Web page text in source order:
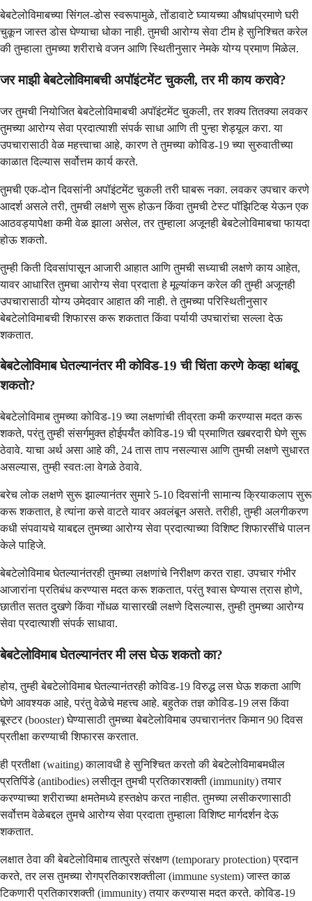
बेबटेलोविमाबच्या सिंगल-डोस स्वरूपामुळे, तोंडावाटे घ्यायच्या औषधांप्रमाणे घरी
चुकून जास्त डोस घेण्याचा धोका नाही. तुमची आरोग्य सेवा टीम हे सुनिश्चित करेल
की तुम्हाला तुमच्या शरीराचे वजन आणि स्थितीनुसार नेमके योग्य प्रमाण मिळेल.
जर माझी बेबटेलोविमाबची अपॉइंटमेंट चुकली, तर मी काय करावे?
जर तुमची नियोजित बेबटेलोविमाबची अपॉइंटमेंट चुकली, तर शक्य तितक्या लवकर
तुमच्या आरोग्य सेवा प्रदात्याशी संपर्क साधा आणि ती पुन्हा शेड्यूल करा. या
उपचारासाठी वेळ महत्त्वाचा आहे, कारण ते तुमच्या कोविड-19 च्या सुरुवातीच्या
काळात दिल्यास सर्वोत्तम कार्य करते.
तुमची एक-दोन दिवसांनी अपॉइंटमेंट चुकली तरी घाबरू नका. लवकर उपचार करणे
आदर्श असले तरी, तुमची लक्षणे सुरू होऊन किंवा तुमची टेस्ट पॉझिटिव्ह येऊन एक
आठवड्यापेक्षा कमी वेळ झाला असेल, तर तुम्हाला अजूनही बेबटेलोविमाबचा फायदा
होऊ शकतो.
तुम्ही किती दिवसांपासून आजारी आहात आणि तुमची सध्याची लक्षणे काय आहेत,
यावर आधारित तुमचा आरोग्य सेवा प्रदाता हे मूल्यांकन करेल की तुम्ही अजूनही
उपचारासाठी योग्य उमेदवार आहात की नाही. ते तुमच्या परिस्थितीनुसार
बेबटेलोविमाबची शिफारस करू शकतात किंवा पर्यायी उपचारांचा सल्ला देऊ
शकतात.
बेबटेलोविमाब घेतल्यानंतर मी कोविड-19 ची चिंता करणे केव्हा थांबवू
शकतो?
बेबटेलोविमाब तुमच्या कोविड-19 च्या लक्षणांची तीव्रता कमी करण्यास मदत करू
शकते, परंतु तुम्ही संसर्गमुक्त होईपर्यंत कोविड-19 ची प्रमाणित खबरदारी घेणे सुरू
ठेवावे. याचा अर्थ असा आहे की, 24 तास ताप नसल्यास आणि तुमची लक्षणे सुधारत
असल्यास, तुम्ही स्वतःला वेगळे ठेवावे.
बरेच लोक लक्षणे सुरू झाल्यानंतर सुमारे 5-10 दिवसांनी सामान्य क्रियाकलाप सुरू
करू शकतात, हे त्यांना कसे वाटते यावर अवलंबून असते. तरीही, तुम्ही अलगीकरण
कधी संपवायचे याबद्दल तुमच्या आरोग्य सेवा प्रदात्याच्या विशिष्ट शिफारसींचे पालन
केले पाहिजे.
बेबटेलोविमाब घेतल्यानंतरही तुमच्या लक्षणांचे निरीक्षण करत राहा. उपचार गंभीर
आजारांना प्रतिबंध करण्यास मदत करू शकतात, परंतु श्वास घेण्यास त्रास होणे,
छातीत सतत दुखणे किंवा गोंधळ यासारखी लक्षणे दिसल्यास, तुम्ही तुमच्या आरोग्य
सेवा प्रदात्याशी संपर्क साधावा.
बेबटेलोविमाब घेतल्यानंतर मी लस घेऊ शकतो का?
होय, तुम्ही बेबटेलोविमाब घेतल्यानंतरही कोविड-19 विरुद्ध लस घेऊ शकता आणि
घेणे आवश्यक आहे, परंतु वेळेचे महत्त्व आहे. बहुतेक तज्ञ कोविड-19 लस किंवा
बूस्टर (booster) घेण्यासाठी तुमच्या बेबटेलोविमाब उपचारानंतर किमान 90 दिवस
प्रतीक्षा करण्याची शिफारस करतात.
ही प्रतीक्षा (waiting) कालावधी हे सुनिश्चित करतो की बेबटेलोविमाबमधील
प्रतिपिंडे (antibodies) लसीतून तुमची प्रतिकारशक्ती (immunity) तयार
करण्याच्या शरीराच्या क्षमतेमध्ये हस्तक्षेप करत नाहीत. तुमच्या लसीकरणासाठी
सर्वोत्तम वेळेबद्दल तुमचे आरोग्य सेवा प्रदाता तुम्हाला विशिष्ट मार्गदर्शन देऊ
शकतात.
लक्षात ठेवा की बेबटेलोविमाब तात्पुरते संरक्षण (temporary protection) प्रदान
करते, तर लस तुमच्या रोगप्रतिकारशक्तीला (immune system) जास्त काळ
टिकणारी प्रतिकारशक्ती (immunity) तयार करण्यास मदत करते. कोविड-19